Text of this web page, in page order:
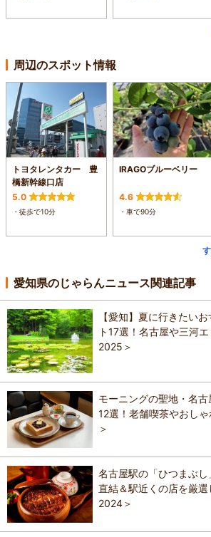
周辺のスポット情報
トヨタレンタカー 豊
橋新幹線口店
5.0
・徒歩で10分
IRAGOブルーベリー
4.6
・車で90分
愛知県のじゃらんニュース関連記事
【愛知】夏に行きたい
ト17選！名古屋や三河
2025＞
モーニングの聖地・名
12選！老舗喫茶やおし
＞
名古屋駅の「ひつまぶ
直結＆駅近くの店を厳選
2024＞